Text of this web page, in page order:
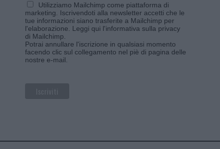
Utilizziamo Mailchimp come piattaforma di
marketing. Iscrivendoti alla newsletter accetti che le
tue informazioni siano trasferite a Mailchimp per
l'elaborazione. Leggi qui l'informativa sulla privacy
di Mailchimp
Potrai annullare l'iscrizione in qualsiasi momento
facendo clic sul collegamento nel piè di pagina delle
nostre e-mail.